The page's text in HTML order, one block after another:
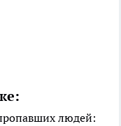
людей: